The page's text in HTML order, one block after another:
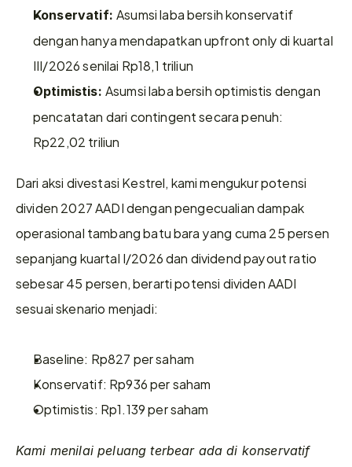
Konservatif: Asumsi laba bersih konservatif
dengan hanya mendapatkan upfront only di kuartal
III/2026 senilai Rp18,1 triliun
Optimistis: Asumsi laba bersih optimistis dengan
pencatatan dari contingent secara penuh:
Rp22,02 triliun
Dari aksi divestasi Kestrel, kami mengukur potensi
dividen 2027 AADI dengan pengecualian dampak
operasional tambang batu bara yang cuma 25 persen
sepanjang kuartal I/2026 dan dividend payout ratio
sebesar 45 persen, berarti potensi dividen AADI
sesuai skenario menjadi:
Baseline: Rp827 per saham
Konservatif: Rp936 per saham
Optimistis: Rp1.139 per saham
Kami menilai peluang terbear ada di konservatif